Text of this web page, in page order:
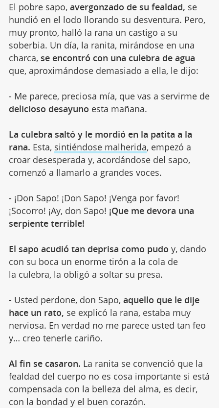
El pobre sapo, avergonzado de su fealdad, se
hundió en el lodo llorando su desventura. Pero,
muy pronto, halló la rana un castigo a su
soberbia. Un día, la ranita, mirándose en una
charca, se encontró con una culebra de agua
que, aproximándose demasiado a ella, le dijo:
- Me parece, preciosa mía, que vas a servirme de
delicioso desayuno esta mañana.
La culebra saltó y le mordió en la patita a la
rana. Esta, sintiéndose malherida, empezó a
croar desesperada y, acordándose del sapo,
comenzó a llamarlo a grandes voces.
- ¡Don Sapo! ¡Don Sapo! ¡Venga por favor!
¡Socorro! ¡Ay, don Sapo! ¡Que me devora una
serpiente terrible!
El sapo acudió tan deprisa como pudo y, dando
con su boca un enorme tirón a la cola de
la culebra, la obligó a soltar su presa.
- Usted perdone, don Sapo, aquello que le dije
hace un rato, se explicó la rana, estaba muy
nerviosa. En verdad no me parece usted tan feo
y… creo tenerle cariño.
Al fin se casaron. La ranita se convenció que la
fealdad del cuerpo no es cosa importante si está
compensada con la belleza del alma, es decir,
con la bondad y el buen corazón.